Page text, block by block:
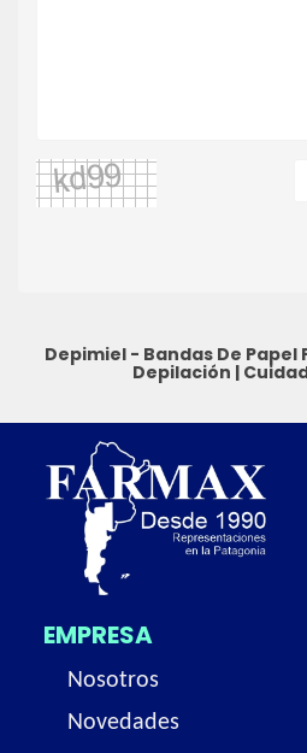
Depimiel - Bandas De Papel
Depilación |
EMPRESA
Nosotros
Novedades